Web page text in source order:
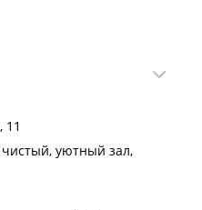
11
чистый, уютный зал,